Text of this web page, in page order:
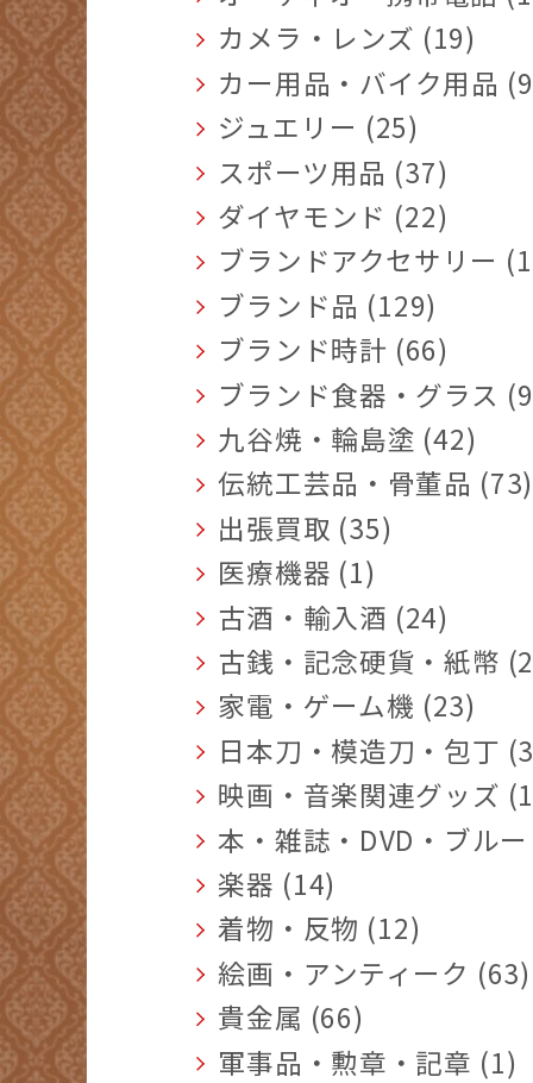
カメラ・レンズ (19)
カー用品・バイク用品
ジュエリー (25)
スポーツ用品 (37)
ダイヤモンド (22)
ブランドアクセサリー
ブランド品 (129)
ブランド時計 (66)
ブランド食器・グラス
九谷焼・輪島塗 (42)
伝統工芸品・骨董品 (73)
出張買取 (35)
医療機器 (1)
古酒・輸入酒 (24)
古銭・記念硬貨・紙幣
家電・ゲーム機 (23)
日本刀・模造刀・包丁
映画・音楽関連グッズ
本・雑誌・DVD・ブル
楽器 (14)
着物・反物 (12)
絵画・アンティーク (63)
貴金属 (66)
軍事品・勲章・記章 (1)